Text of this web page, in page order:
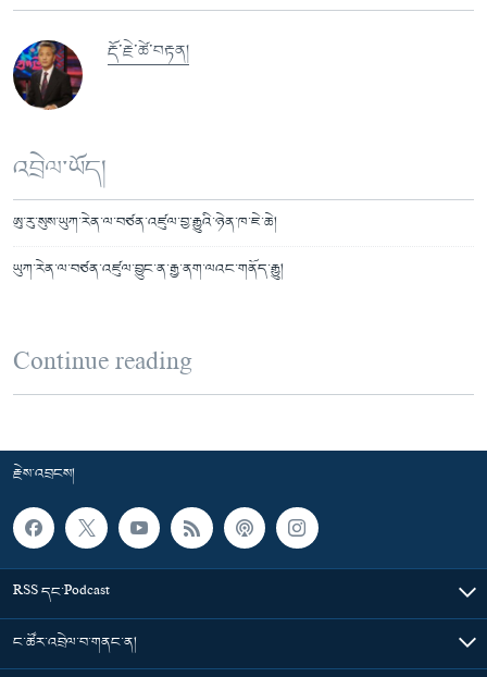
རྡོ་རྗེ་ཚེ་བརྟན།
འབྲེལ་ཡོད།
ཨུ་རུ་སུས་ཡུཀ་རེན་ལ་བཙན་འཛུལ་བྱ་རྒྱུའི་ཉེན་ཁ་ཇེ་ཆེ།
ཡུཀ་རེན་ལ་བཙན་འཛུལ་བྱུང་ན་རྒྱ་ནག་ལའང་གནོད་རྒྱུ།
Continue reading
རྗེས་འབྲངས།
RSS དང་Podcast
ང་ཚོར་འབྲེལ་བ་གནང་ན།